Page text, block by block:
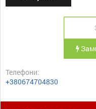
Телефони:
+380674704830